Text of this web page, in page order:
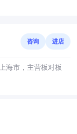
咨询 进店
海市，主营板对板